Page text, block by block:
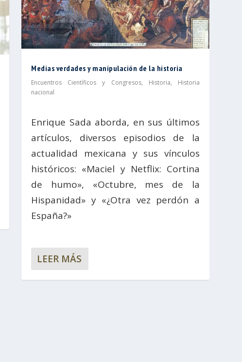
Medias verdades y manipulación de la historia
Encuentros Científicos y Congresos, Historia, Historia
nacional
Enrique Sada aborda, en sus últimos
artículos, diversos episodios de la
actualidad mexicana y sus vínculos
históricos: «Maciel y Netflix: Cortina
de humo», «Octubre, mes de la
Hispanidad» y «¿Otra vez perdón a
España?»
LEER MÁS